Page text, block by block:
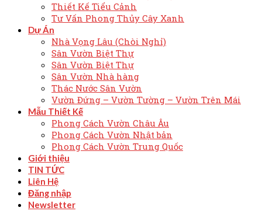
Thiết Kế Tiểu Cảnh
Tư Vấn Phong Thủy Cây Xanh
Dự Án
Nhà Vọng Lâu (Chòi Nghỉ)
Sân Vườn Biệt Thự
Sân Vườn Biệt Thự
Sân Vườn Nhà hàng
Thác Nước Sân Vườn
Vườn Đứng – Vườn Tường – Vườn Trên Mái
Mẫu Thiết Kế
Phong Cách Vườn Châu Âu
Phong Cách Vườn Nhật bản
Phong Cách Vườn Trung Quốc
Giới thiệu
TIN TỨC
Liên Hệ
Đăng nhập
Newsletter